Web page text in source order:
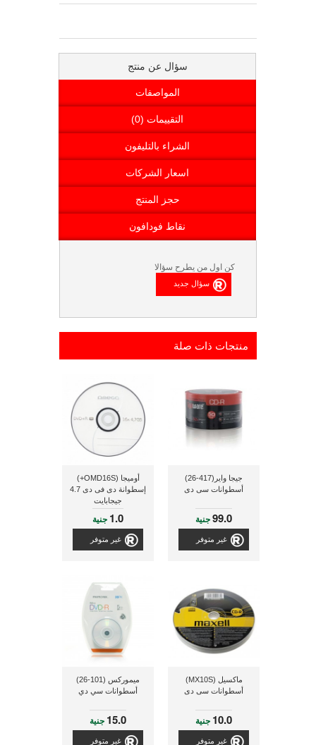
سؤال عن منتج
المواصفات
التقييمات (0)
الشراء بالتليفون
اسعار الشركات
حجز المنتج
نقاط فودافون
كن اول من يطرح سؤالا
منتجات ذات صلة
جيجا واير(417-26)
أسطوانات سى دى
99.0جنية
غير متوفر
أوميجا (OMD16S+)
إسطوانة دى فى دى 4.7
جيجابايت
1.0 جنية
غير متوفر
ماكسيل (MX10S)
أسطوانات سى دى
10.0 جنية
غير متوفر
ميموركس (101-26)
أسطوانات سي دي
15.0 جنية
غير متوفر